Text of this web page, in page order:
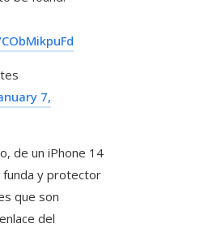
7,
de un iPhone 14
funda y protector
que son
del